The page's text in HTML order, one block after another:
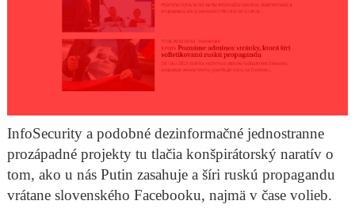
InfoSecurity a podobné dezinformačné jednostranne
prozápadné projekty tu tlačia konšpirátorský naratív o
tom, ako u nás Putin zasahuje a šíri ruskú propagandu
vrátane slovenského Facebooku, najmä v čase volieb.